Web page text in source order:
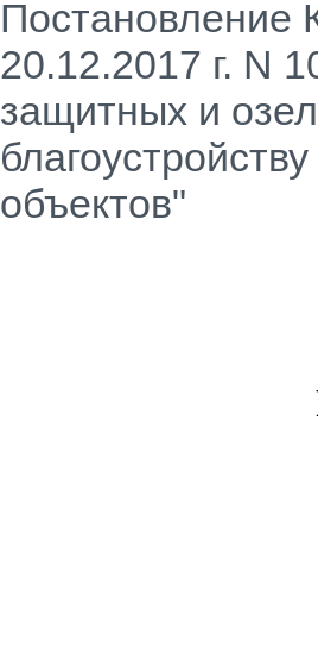
Постановление
20.12.2017 г. N
защитных и
объектов"